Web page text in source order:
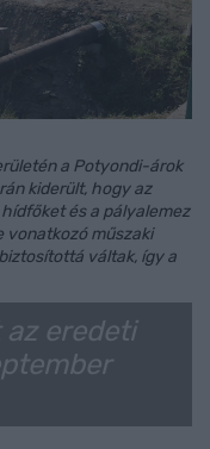
a Potyondi-árok
kiderült, hogy az
és a pályalemez
vonatkozó műszaki
váltak, így a
eredeti